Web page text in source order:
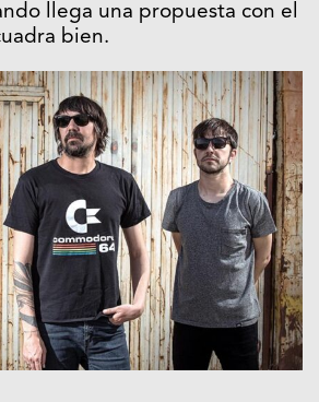
llega una propuesta con el
bien.